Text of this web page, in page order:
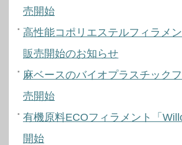
売開始
高性能コポリエステルフィラメン
販売開始のお知らせ
麻ベースのバイオプラスチック
売開始
有機原料ECOフィラメント「
開始